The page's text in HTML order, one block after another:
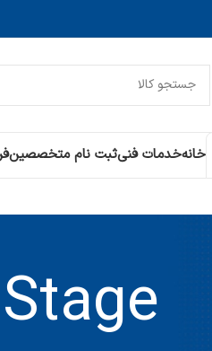
خانهخدمات فنیثبت نام متخصصین